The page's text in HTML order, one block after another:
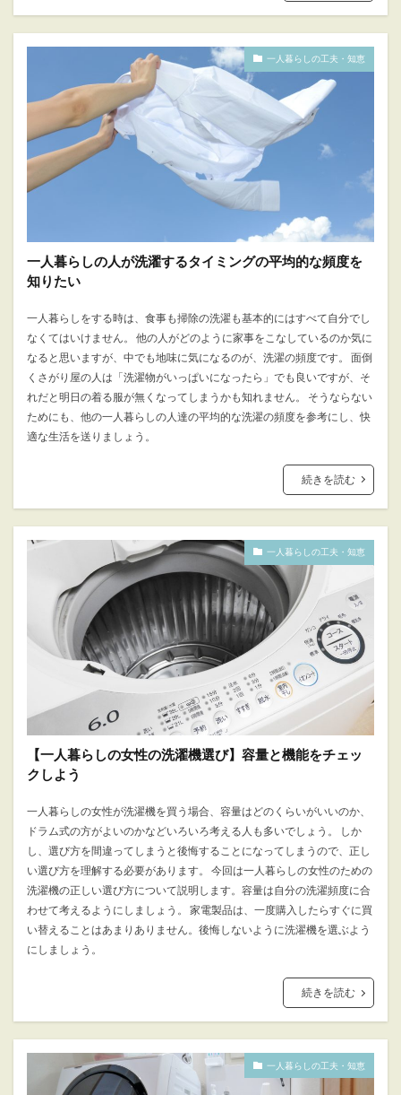
一人暮らしの工夫・知恵
一人暮らしの人が洗濯するタイミングの平均的な頻度を
知りたい
一人暮らしをする時は、食事も掃除の洗濯も基本的にはすべて自分でし
なくてはいけません。 他の人がどのように家事をこなしているのか気に
なると思いますが、中でも地味に気になるのが、洗濯の頻度です。 面倒
くさがり屋の人は「洗濯物がいっぱいになったら」でも良いですが、そ
れだと明日の着る服が無くなってしまうかも知れません。 そうならない
ためにも、他の一人暮らしの人達の平均的な洗濯の頻度を参考にし、快
適な生活を送りましょう。
続きを読む
一人暮らしの工夫・知恵
【一人暮らしの女性の洗濯機選び】容量と機能をチェッ
クしよう
一人暮らしの女性が洗濯機を買う場合、容量はどのくらいがいいのか、
ドラム式の方がよいのかなどいろいろ考える人も多いでしょう。 しか
し、選び方を間違ってしまうと後悔することになってしまうので、正し
い選び方を理解する必要があります。 今回は一人暮らしの女性のための
洗濯機の正しい選び方について説明します。容量は自分の洗濯頻度に合
わせて考えるようにしましょう。 家電製品は、一度購入したらすぐに買
い替えることはあまりありません。後悔しないように洗濯機を選ぶよう
にしましょう。
続きを読む
一人暮らしの工夫・知恵